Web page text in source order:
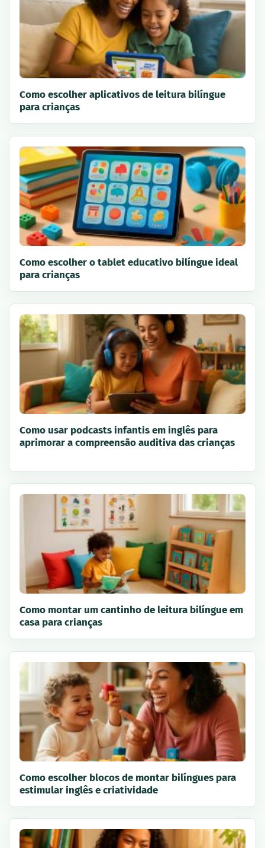
Como escolher aplicativos de leitura bilíngue
para crianças
Como escolher o tablet educativo bilíngue ideal
para crianças
Como usar podcasts infantis em inglês para
aprimorar a compreensão auditiva das crianças
Como montar um cantinho de leitura bilíngue em
casa para crianças
Como escolher blocos de montar bilíngues para
estimular inglês e criatividade